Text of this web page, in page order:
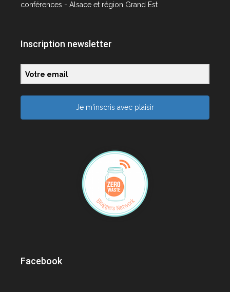
conférences - Alsace et région Grand Est
Inscription newsletter
Je m'inscris avec plaisir
Facebook